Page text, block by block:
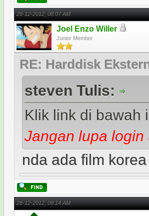
28-12-2012, 08:07 AM
Joel Enzo Willer
Junior Member
RE: Harddisk
steven Tulis:
Klik link di bawah
Jangan lupa
nda ada film
28-12-2012, 09:14 AM